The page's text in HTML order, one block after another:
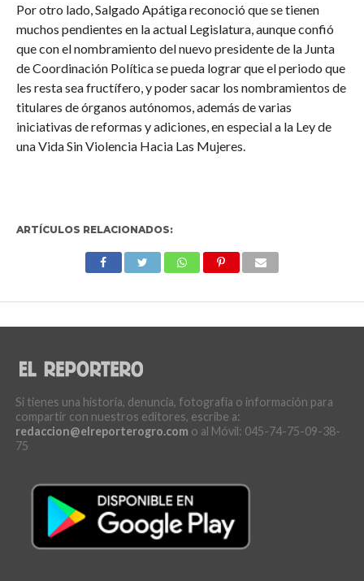
Por otro lado, Salgado Apátiga reconoció que se tienen
muchos pendientes en la actual Legislatura, aunque confió
que con el nombramiento del nuevo presidente de la Junta
de Coordinación Política se pueda lograr que el periodo que
les resta sea fructífero, y poder sacar los nombramientos de
titulares de órganos autónomos, además de varias
iniciativas de reformas y adiciones, en especial a la Ley de
una Vida Sin Violencia Hacia Las Mujeres.
ARTÍCULOS RELACIONADOS:
Si tienes una historia, denuncia, fotografía o información para
compartir con nuestros editores, escribe a:
redaccion@elreporterogro.com o al Móvil: 045-74-75-09-38-
75